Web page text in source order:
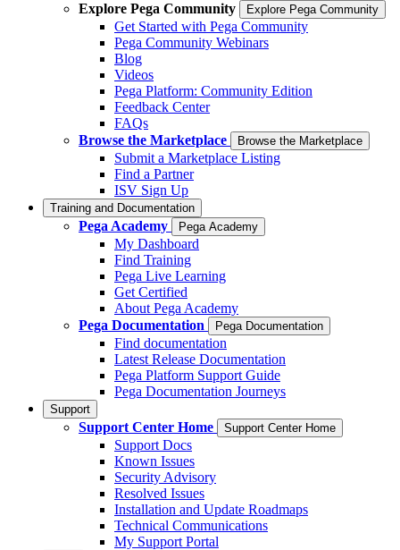
Explore Pega Community
Explore Pega Community
Get Started with Pega Community
Pega Community Webinars
Blog
Videos
Pega Platform: Community Edition
Feedback Center
FAQs
Browse the Marketplace
Browse the Marketplace
Submit a Marketplace Listing
Find a Partner
ISV Sign Up
Training and Documentation
Pega Academy Pega Academy
My Dashboard
Find Training
Pega Live Learning
Get Certified
About Pega Academy
Pega Documentation
Pega Documentation
Find documentation
Latest Release Documentation
Pega Platform Support Guide
Pega Documentation Journeys
Support
Support Center Home Support Center Home
Support Docs
Known Issues
Security Advisory
Resolved Issues
Installation and Update Roadmaps
Technical Communications
My Support Portal